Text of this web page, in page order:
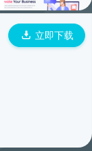
立即下载